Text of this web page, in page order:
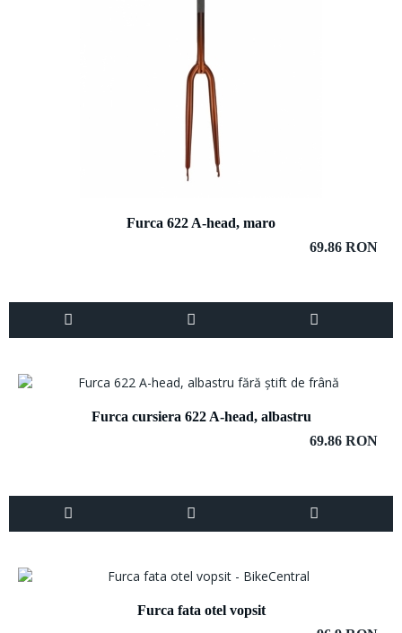
Furca 622 A-head, maro
69.86 RON
Furca cursiera 622 A-head, albastru
69.86 RON
Furca fata otel vopsit